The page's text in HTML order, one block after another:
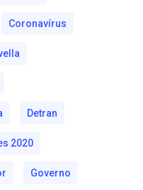
Coronavírus
Detran
2020
Governo